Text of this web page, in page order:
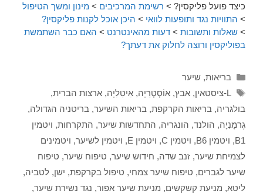
כיצד פועל פליקסין? > רשימת המרכיבים > מינון ומשך הטיפול
> התוויות נגד ותופעות לוואי > היכן אוכל לקנות פליקסין?
> שאלות ותשובות > דעות מהאינטרנט > האם כבר השתמשת
בפוליקסין ורוצה לחלוק את דעתך?
קטגוריות
בריאות, שיער
תגיותL-ציסטאין , אבץ, אוֹסְטְרֵיָה, אִיטַלִיָה, ארצות הברית,
בולגריה, בריאות הקרקפת, בריאות השיער, בריטניה הגדולה,
גֶרמָנִיָה, הולנד, הונגריה, התחדשות שיער, התקרחות, ויטמין
B1
, ויטמין B6 , ויטמין C , ויטמין E , ויטמין לשיער, ויטמינים
לצמיחת שיער, זנב שדה, חידוש שיער, טיפוח שיער, טיפוח
שיער לגברים, טיפוח שיער צמחי, טיפול בקרקפת, ישן, לטביה,
ליטא, מניעת קשקשים, מניעת שיער אפור, נגד נשירת שיער,